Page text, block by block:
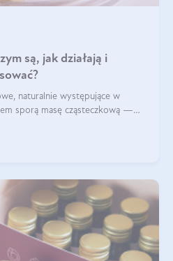
są, jak działają i
naturalnie występujące w
sporą masę cząsteczkową —